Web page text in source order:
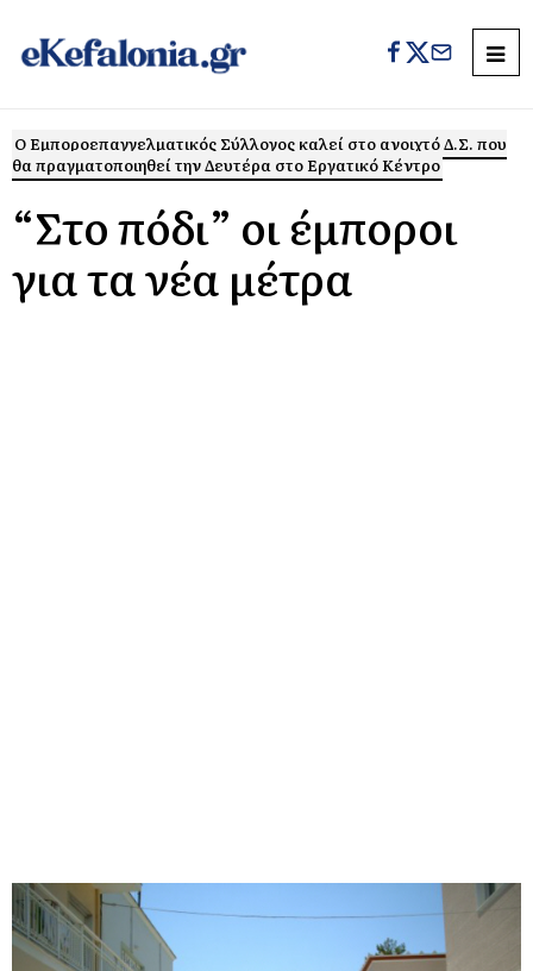
Ο Εμποροεπαγγελματικός Σύλλογος καλεί στο ανοιχτό Δ.Σ. που
θα πραγματοποιηθεί την Δευτέρα στο Εργατικό Κέντρο
“Στο πόδι” οι έμποροι
για τα νέα μέτρα